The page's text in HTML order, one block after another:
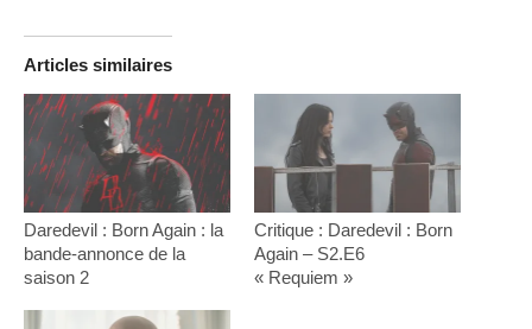
Articles similaires
Daredevil : Born Again : la
bande-annonce de la
saison 2
Critique : Daredevil : Born
Again – S2.E6
« Requiem »